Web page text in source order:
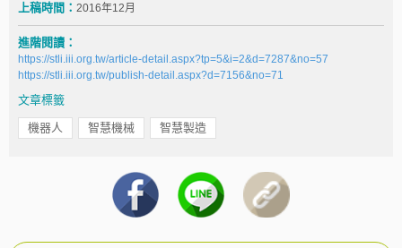
上稿時間： 2016年12月
進階閱讀：
https://stli.iii.org.tw/article-detail.aspx?tp=5&i=2&d=7287&no=57
https://stli.iii.org.tw/publish-detail.aspx?d=7156&no=71
文章標籤
機器人 智慧機械 智慧製造